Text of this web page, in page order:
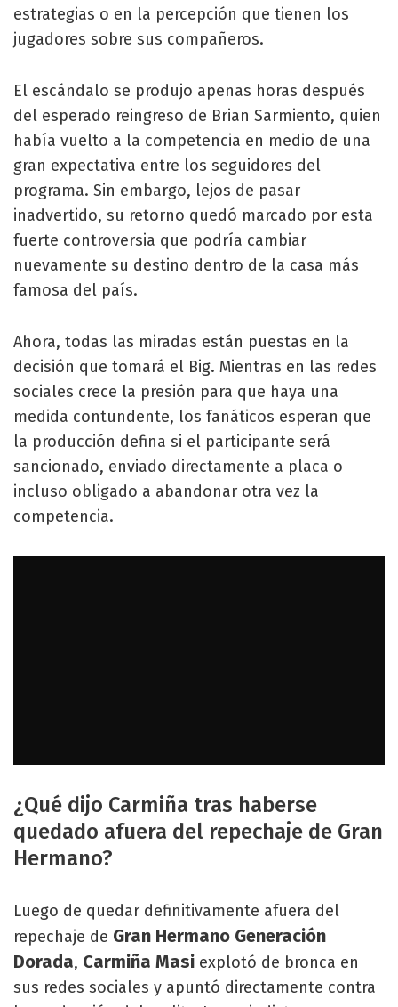
estrategias o en la percepción que tienen los
jugadores sobre sus compañeros.
El escándalo se produjo apenas horas después
del esperado reingreso de Brian Sarmiento, quien
había vuelto a la competencia en medio de una
gran expectativa entre los seguidores del
programa. Sin embargo, lejos de pasar
inadvertido, su retorno quedó marcado por esta
fuerte controversia que podría cambiar
nuevamente su destino dentro de la casa más
famosa del país.
Ahora, todas las miradas están puestas en la
decisión que tomará el Big. Mientras en las redes
sociales crece la presión para que haya una
medida contundente, los fanáticos esperan que
la producción defina si el participante será
sancionado, enviado directamente a placa o
incluso obligado a abandonar otra vez la
competencia.
¿Qué dijo Carmiña tras haberse
quedado afuera del repechaje de Gran
Hermano?
Luego de quedar definitivamente afuera del
repechaje de Gran Hermano Generación
Dorada, Carmiña Masi explotó de bronca en
sus redes sociales y apuntó directamente contra